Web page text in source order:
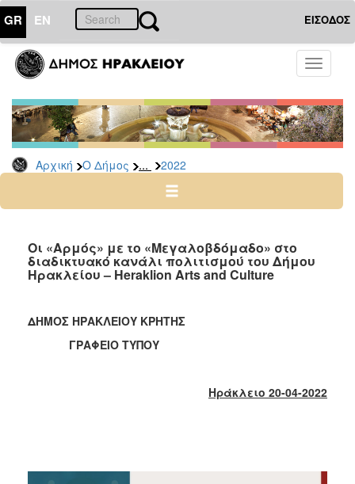
GR EN ΕΙΣΟΔΟΣ
Toggle
Αρχική Ο Δήμος ... 2022
ΔΗΜΟΣ
Δελτία
Τύπου
Αρχείο
2026
2024
2022
2021
2012
Οι «Αρμός» με το «Μεγαλοβδόμαδο» στο
διαδικτυακό κανάλι πολιτισμού του Δήμου
Ηρακλείου – Heraklion Arts and Culture
ΔΗΜΟΣ ΗΡΑΚΛΕΙΟΥ ΚΡΗΤΗΣ
ΓΡΑΦΕΙΟ ΤΥΠΟΥ
Ηράκλειο 20-04-2022